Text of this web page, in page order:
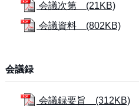
会議次第 (21KB)
会議資料 (802KB)
会議録
会議録要旨 (312KB)